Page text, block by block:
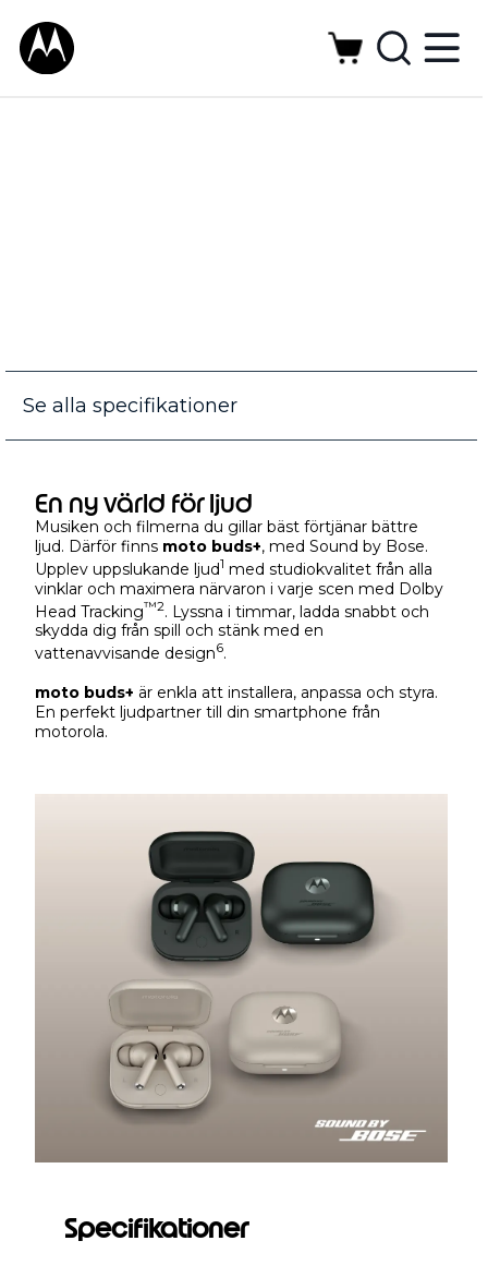
Se alla specifikationer
En ny värld för ljud
Musiken och filmerna du gillar bäst förtjänar bättre
ljud. Därför finns moto buds+, med Sound by Bose.
Upplev uppslukande ljud1 med studiokvalitet från alla
vinklar och maximera närvaron i varje scen med Dolby
Head Tracking™2. Lyssna i timmar, ladda snabbt och
skydda dig från spill och stänk med en
vattenavvisande design6.
moto buds+ är enkla att installera, anpassa och styra.
En perfekt ljudpartner till din smartphone från
motorola.
Specifikationer